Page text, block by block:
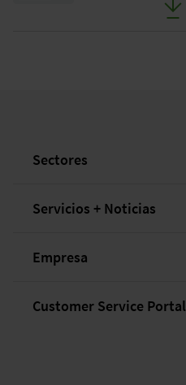
Sectores
Servicios + Noticias
Empresa
Customer Service Portal